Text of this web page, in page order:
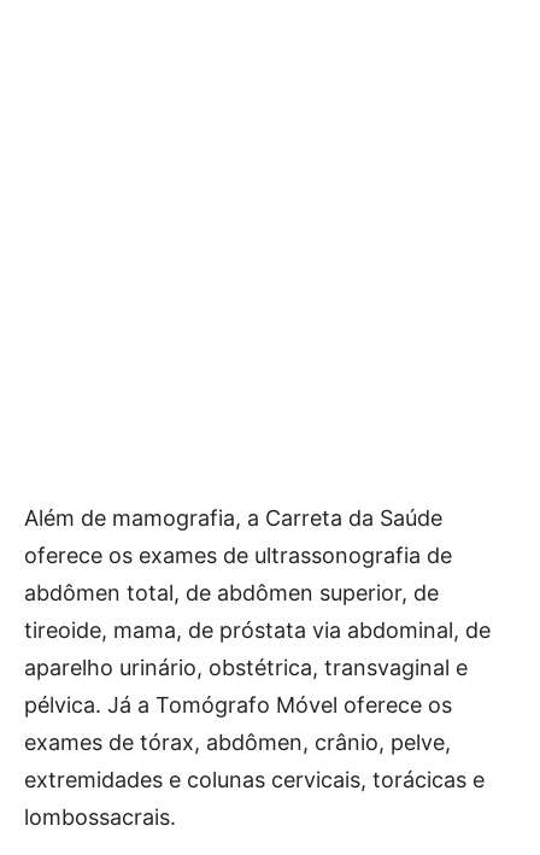
Além de mamografia, a Carreta da Saúde
oferece os exames de ultrassonografia de
abdômen total, de abdômen superior, de
tireoide, mama, de próstata via abdominal, de
aparelho urinário, obstétrica, transvaginal e
pélvica. Já a Tomógrafo Móvel oferece os
exames de tórax, abdômen, crânio, pelve,
extremidades e colunas cervicais, torácicas e
lombossacrais.